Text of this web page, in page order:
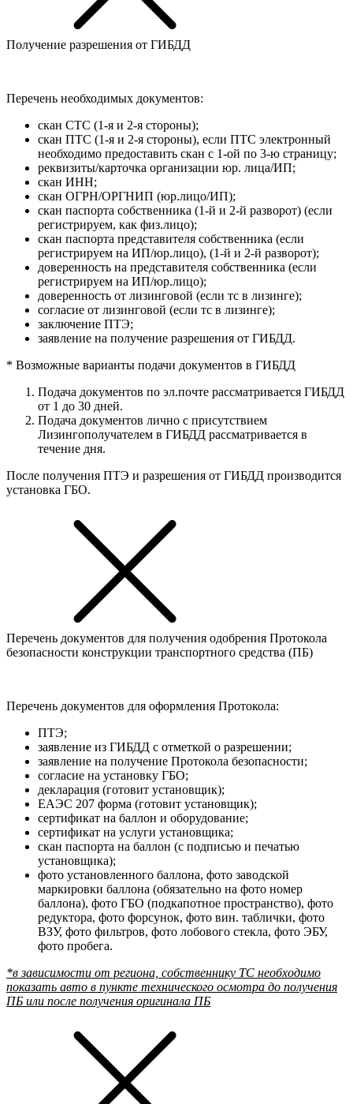
Получение разрешения от ГИБДД
Перечень необходимых документов:
скан СТС (1-я и 2-я стороны);
скан ПТС (1-я и 2-я стороны), если ПТС электронный
необходимо предоставить скан с 1-ой по 3-ю страницу;
реквизиты/карточка организации юр. лица/ИП;
скан ИНН;
скан ОГРН/ОРГНИП (юр.лицо/ИП);
скан паспорта собственника (1-й и 2-й разворот) (если
регистрируем, как физ.лицо);
скан паспорта представителя собственника (если
регистрируем на ИП/юр.лицо), (1-й и 2-й разворот);
доверенность на представителя собственника (если
регистрируем на ИП/юр.лицо);
доверенность от лизинговой (если тс в лизинге);
согласие от лизинговой (если тс в лизинге);
заключение ПТЭ;
заявление на получение разрешения от ГИБДД.
* Возможные варианты подачи документов в ГИБДД
Подача документов по эл.почте рассматривается ГИБДД
от 1 до 30 дней.
Подача документов лично с присутствием
Лизингополучателем в ГИБДД рассматривается в
течение дня.
После получения ПТЭ и разрешения от ГИБДД производится
установка ГБО.
Перечень документов для получения одобрения Протокола
безопасности конструкции транспортного средства (ПБ)
Перечень документов для оформления Протокола:
ПТЭ;
заявление из ГИБДД с отметкой о разрешении;
заявление на получение Протокола безопасности;
согласие на установку ГБО;
декларация (готовит установщик);
ЕАЭС 207 форма (готовит установщик);
сертификат на баллон и оборудование;
сертификат на услуги установщика;
скан паспорта на баллон (с подписью и печатью
установщика);
фото установленного баллона, фото заводской
маркировки баллона (обязательно на фото номер
баллона), фото ГБО (подкапотное пространство), фото
редуктора, фото форсунок, фото вин. таблички, фото
ВЗУ, фото фильтров, фото лобового стекла, фото ЭБУ,
фото пробега.
*в зависимости от региона, собственнику ТС необходимо
показать авто в пункте технического осмотра до получения
ПБ или после получения оригинала ПБ